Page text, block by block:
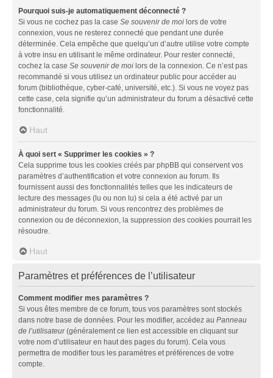
Pourquoi suis-je automatiquement déconnecté ?
Si vous ne cochez pas la case Se souvenir de moi lors de votre
connexion, vous ne resterez connecté que pendant une durée
déterminée. Cela empêche que quelqu’un d’autre utilise votre compte
à votre insu en utilisant le même ordinateur. Pour rester connecté,
cochez la case Se souvenir de moi lors de la connexion. Ce n’est pas
recommandé si vous utilisez un ordinateur public pour accéder au
forum (bibliothèque, cyber-café, université, etc.). Si vous ne voyez pas
cette case, cela signifie qu’un administrateur du forum a désactivé cette
fonctionnalité.
Haut
À quoi sert « Supprimer les cookies » ?
Cela supprime tous les cookies créés par phpBB qui conservent vos
paramètres d’authentification et votre connexion au forum. Ils
fournissent aussi des fonctionnalités telles que les indicateurs de
lecture des messages (lu ou non lu) si cela a été activé par un
administrateur du forum. Si vous rencontrez des problèmes de
connexion ou de déconnexion, la suppression des cookies pourrait les
résoudre.
Haut
Paramètres et préférences de l’utilisateur
Comment modifier mes paramètres ?
Si vous êtes membre de ce forum, tous vos paramètres sont stockés
dans notre base de données. Pour les modifier, accédez au Panneau
de l’utilisateur(généralement ce lien est accessible en cliquant sur
votre nom d’utilisateur en haut des pages du forum). Cela vous
permettra de modifier tous les paramètres et préférences de votre
compte.